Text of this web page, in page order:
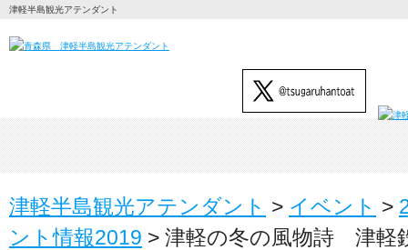
津軽半島観光アテンダント
津軽半島観光アテンダント > イベント >
ント情報2019 > 津軽の冬の風物詩 津軽